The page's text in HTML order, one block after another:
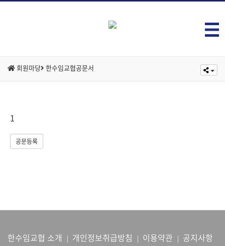
회원마당 한수임교협공문서
1
공문등록
한수임교협 소개 | 개인정보취급방침 | 이용약관 | 공지사항